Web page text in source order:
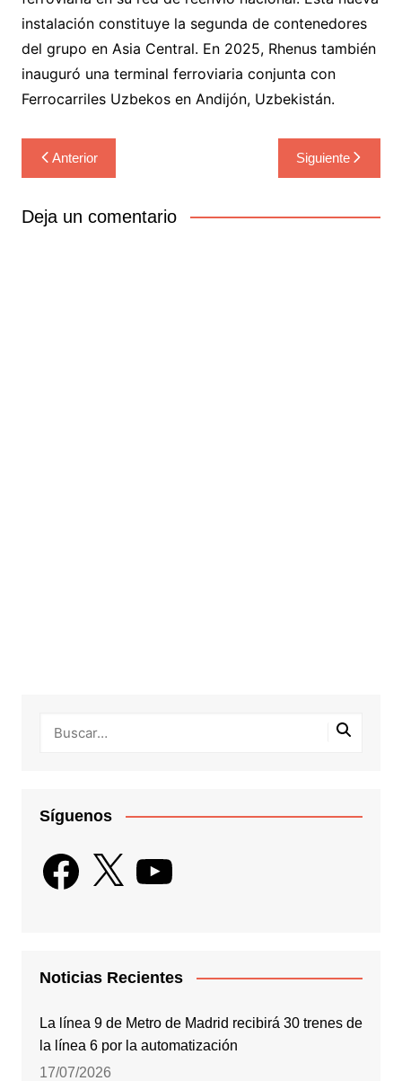
instalación constituye la segunda de contenedores
del grupo en Asia Central. En 2025, Rhenus también
inauguró una terminal ferroviaria conjunta con
Ferrocarriles Uzbekos en Andijón, Uzbekistán.
Navegación
de
entradas
Anterior Siguiente
Deja un comentario
Síguenos
Facebook
X YouTube
Noticias Recientes
La línea 9 de Metro de Madrid recibirá 30 trenes de
la línea 6 por la automatización
17/07/2026